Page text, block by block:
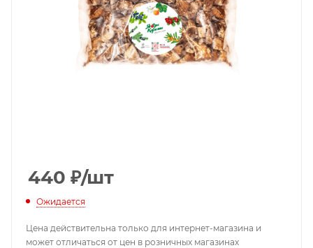
440 ₽/шт
Ожидается
Цена действительна только для интернет-магазина и
может отличаться от цен в розничных магазинах